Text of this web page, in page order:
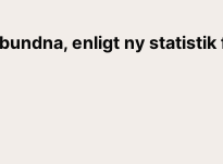
enligt ny statistik